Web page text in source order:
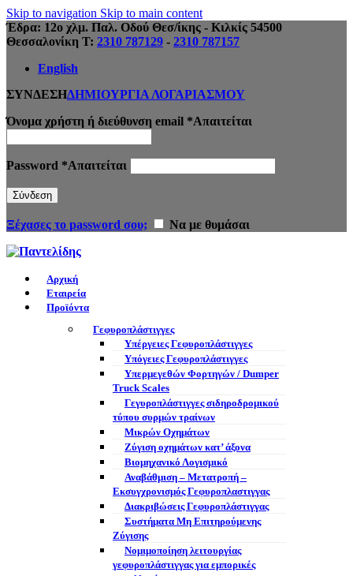
Skip to navigation Skip to main content
Έδρα: 12ο χλμ. Παλ. Οδού Θεσ/ίκης - Κιλκίς 54500
Θεσσαλονίκη Τ: 2310 787129 - 2310 787157
English
ΣΥΝΔΕΣΗΔΗΜΙΟΥΡΓΙΑ ΛΟΓΑΡΙΑΣΜΟΥ
Όνομα χρήστη ή διεύθυνση email *Απαιτείται
Password *Απαιτείται
Σύνδεση
Ξέχασες το password σου; Να με θυμάσαι
Αρχική
Εταιρεία
Προϊόντα
Γεφυροπλάστιγγες
Υπέργειες Γεφυροπλάστιγγες
Υπόγειες Γεφυροπλάστιγγες
Υπερμεγεθών Φορτηγών / Dumper
Truck Scales
Γεγυροπλάστιγγες σιδηροδρομικού
τύπου συρμών τραίνων
Μικρών Οχημάτων
Ζύγιση οχημάτων κατ’ άξονα
Βιομηχανικό Λογισμικό
Αναβάθμιση – Μετατροπή –
Εκσυγχρονισμός Γεφυροπλαστιγγας
Διακριβώσεις Γεφυροπλάστιγγας
Συστήματα Μη Επιτηρούμενης
Ζύγισης
Νομιμοποίηση λειτουργίας
γεφυροπλάστιγγας για εμπορικές